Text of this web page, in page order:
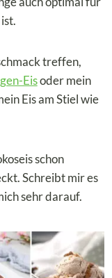
ist.
treffen,
Eisoder mein
Eis am Stiel wie
schon
Schreibt mir es
sehr darauf.